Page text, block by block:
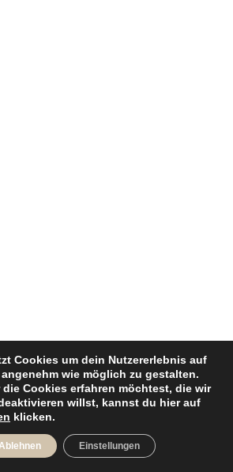
Cookies um dein Nutzererlebnis auf
wie möglich zu gestalten.
die Cookies erfahren möchtest, die wir
willst, kannst du hier auf
klicken.
Einstellungen